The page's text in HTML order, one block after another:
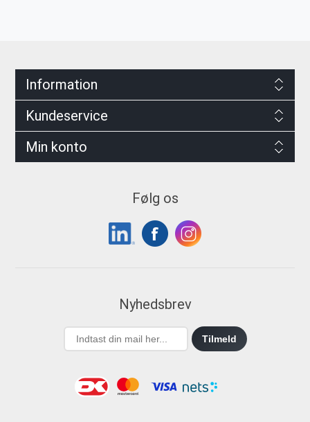
Information
Kundeservice
Min konto
Følg os
Nyhedsbrev
Tilmeld